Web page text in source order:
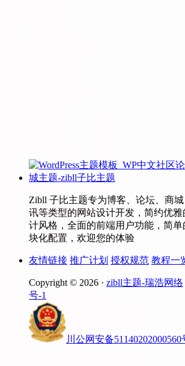
Zibll 子比主题专为博客、论坛、商
讯等类型的网站设计开发，简约优雅
计风格，全面的前端用户功能，简单
块化配置，欢迎您的体验
友情链接 推广计划 授权规范 教程一
Copyright © 2026 · zibll主题-瑞浩网络
号-1
川公网安备51140202000560